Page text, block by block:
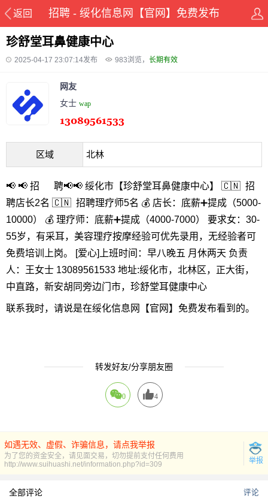
返回 招聘 - 绥化信息网【官网】免费发布
珍舒堂耳鼻健康中心
2025-04-17 23:07:14发布 983浏览， 长期有效
网友
女士 wap
区域 北林
📢 📢 招 聘📢📢 绥化市【珍舒堂耳鼻健康中心】 🇨🇳 招
聘店长2名 🇨🇳 招聘理疗师5名 💰 店长：底薪➕提成（5000-
10000） 💰 理疗师：底薪➕提成（4000-7000） 要求女：30-
55岁，有采耳，美容理疗按摩经验可优先录用，无经验者可
免费培训上岗。 [爱心]上班时间：早八晚五 月休两天 负责
人：王女士 13089561533 地址:绥化市，北林区，正大街，
中直路，新安胡同旁边门市，珍舒堂耳健康中心
联系我时，请说是在绥化信息网【官网】免费发布看到的。
转发好友/分享朋友圈
0 4
如遇无效、虚假、诈骗信息，请点我举报
为了您的资金安全，请见面交易，切勿提前支付任何费用
举报
http://www.suihuashi.net/information.php?id=309
全部评论 评论